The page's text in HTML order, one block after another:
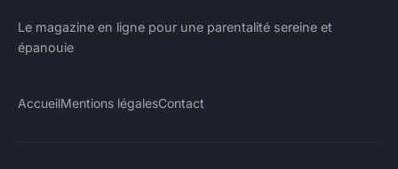
Le magazine en ligne pour une parentalité sereine et
épanouie
AccueilMentions légalesContact